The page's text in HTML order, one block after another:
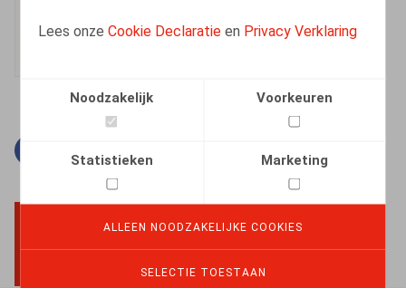
Lees onzeCookie Declaratie en Privacy Verklaring
Noodzakelijk Voorkeuren
Statistieken Marketing
ALLEEN NOODZAKELIJKE COOKIES
SELECTIE TOESTAAN
BACK TO TOP